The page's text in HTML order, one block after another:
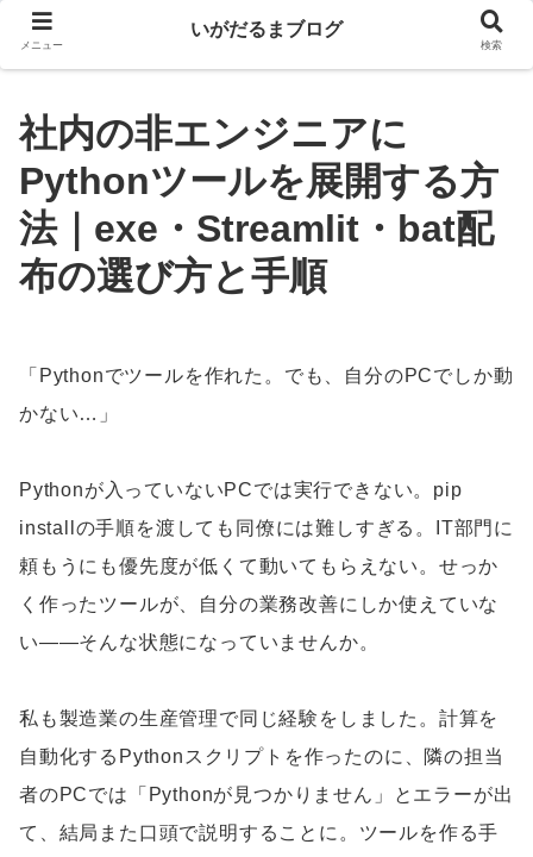
社内の非エンジニアに
Pythonツールを展開する方
法｜exe・Streamlit・bat配
布の選び方と手順
「Pythonでツールを作れた。でも、自分のPCでしか動
かない…」
Pythonが入っていないPCでは実行できない。pip
installの手順を渡しても同僚には難しすぎる。IT部門に
頼もうにも優先度が低くて動いてもらえない。せっか
く作ったツールが、自分の業務改善にしか使えていな
い——そんな状態になっていませんか。
私も製造業の生産管理で同じ経験をしました。計算を
自動化するPythonスクリプトを作ったのに、隣の担当
者のPCでは「Pythonが見つかりません」とエラーが出
て、結局また口頭で説明することに。ツールを作る手
メニュー
いがだるまブログ
検索